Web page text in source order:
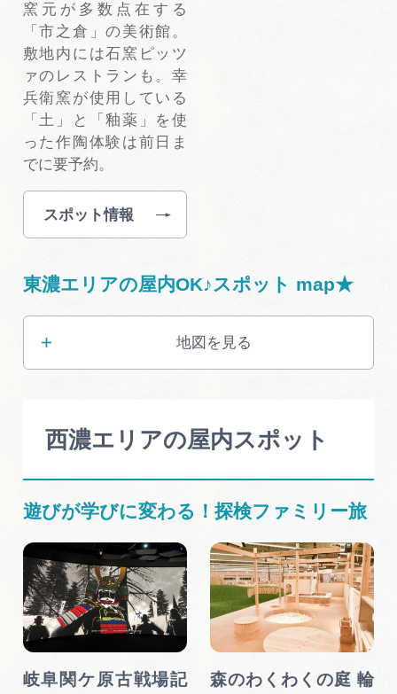
窯元が多数点在する
「市之倉」の美術館。
敷地内には石窯ピッツ
ァのレストランも。幸
兵衛窯が使用している
「土」と「釉薬」を使
った作陶体験は前日ま
でに要予約。
スポット情報
東濃エリアの屋内OK♪スポット map★
地図を見る
西濃エリアの屋内スポット
遊びが学びに変わる！探検ファミリー旅
岐阜関ケ原古戦場記
森のわくわくの庭 輪